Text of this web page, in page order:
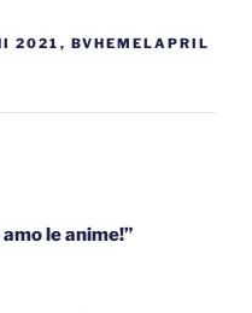
2021 , BVHEMELAPRIL
le anime!”